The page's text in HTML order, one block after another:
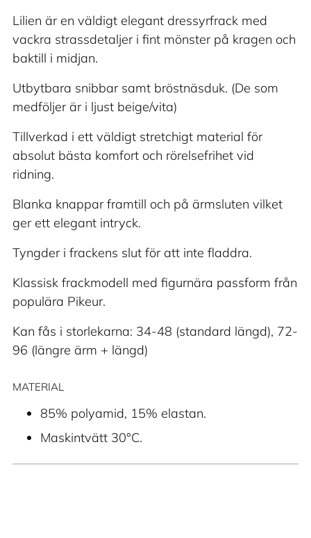
produkt
i
din
Lilien är en väldigt elegant dressyrfrack med
vackra strassdetaljer i fint mönster på kragen och
baktill i midjan.
Utbytbara snibbar samt bröstnäsduk. (De som
medföljer är i ljust beige/vita)
Tillverkad i ett väldigt stretchigt material för
absolut bästa komfort och rörelsefrihet vid
ridning.
Blanka knappar framtill och på ärmsluten vilket
ger ett elegant intryck.
Tyngder i frackens slut för att inte fladdra.
Klassisk frackmodell med figurnära passform från
populära Pikeur.
Kan fås i storlekarna: 34-48 (standard längd), 72-
96 (längre ärm + längd)
MATERIAL
85% polyamid, 15% elastan.
Maskintvätt 30°C.